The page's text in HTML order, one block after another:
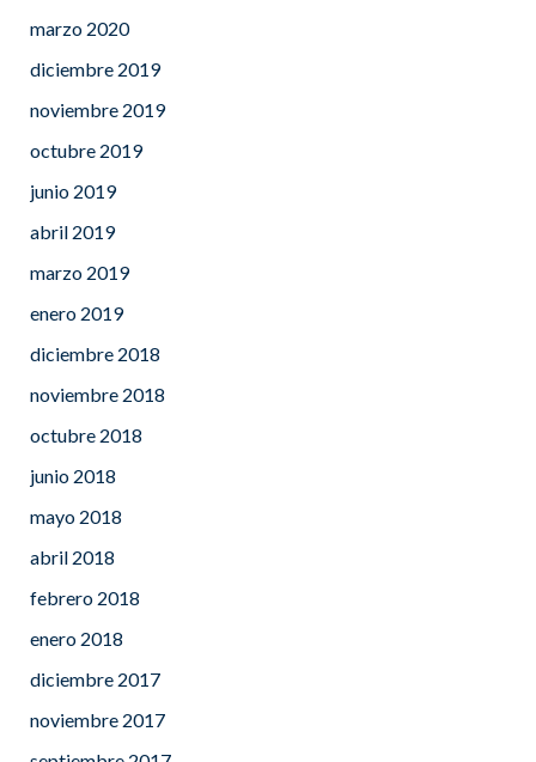
marzo 2020
diciembre 2019
noviembre 2019
octubre 2019
junio 2019
abril 2019
marzo 2019
enero 2019
diciembre 2018
noviembre 2018
octubre 2018
junio 2018
mayo 2018
abril 2018
febrero 2018
enero 2018
diciembre 2017
noviembre 2017